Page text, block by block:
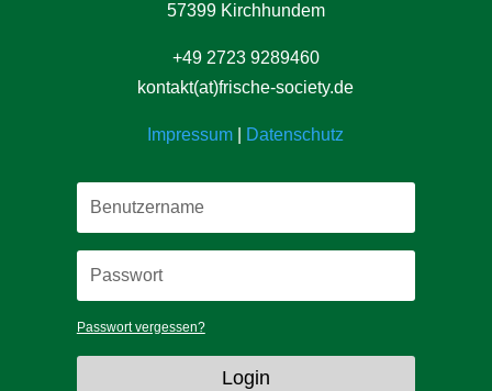
57399 Kirchhundem
+49 2723 9289460
kontakt(at)frische-society.de
Impressum Datenschutz
Passwort vergessen?
Login